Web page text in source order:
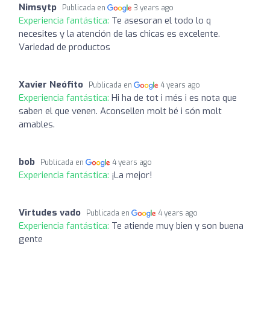
Nimsytp Publicada en 3 years ago
Experiencia fantástica: Te asesoran el todo lo q
necesites y la atención de las chicas es excelente.
Variedad de productos
Xavier Neófito Publicada en 4 years ago
Experiencia fantástica: Hi ha de tot i més i es nota que
saben el que venen. Aconsellen molt bé i són molt
amables.
bob Publicada en 4 years ago
Experiencia fantástica: ¡La mejor!
Virtudes vado Publicada en 4 years ago
Experiencia fantástica: Te atiende muy bien y son buena
gente